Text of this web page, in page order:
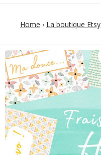
Home › La boutique Etsy